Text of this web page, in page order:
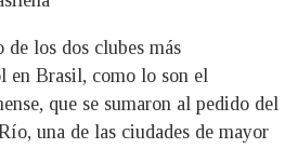
de los dos clubes más
en Brasil, como lo son el
que se sumaron al pedido del
una de las ciudades de mayor